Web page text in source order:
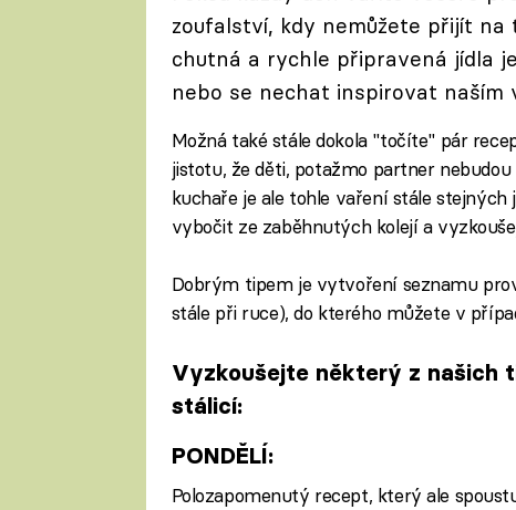
zoufalství, kdy nemůžete přijít
chutná a rychle připravená jídla
nebo se nechat inspirovat naším
Možná také stále dokola "točíte" pár
jistotu, že děti, potažmo partner
kuchaře je ale tohle vaření stále
vybočit ze zaběhnutých kolejí a
Dobrým tipem je vytvoření seznamu
stále při ruce), do kterého můžete v
Vyzkoušejte některý z našich
stálicí:
PONDĚLÍ:
Polozapomenutý recept, který ale